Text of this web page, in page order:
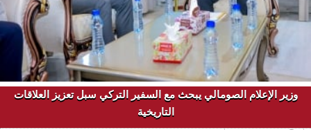
وزير الإعلام الصومالي يبحث مع السفير التركي سبل تعزيز العلاقات
التاريخية